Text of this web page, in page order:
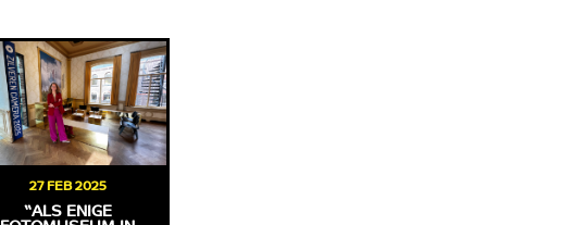
27 FEB 2025
“ALS ENIGE